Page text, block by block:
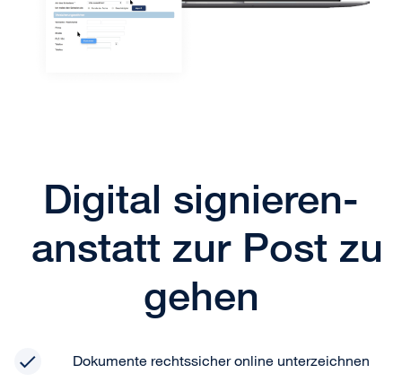
Digital signieren-
anstatt zur Post zu
gehen
Dokumente rechtssicher online unterzeichnen